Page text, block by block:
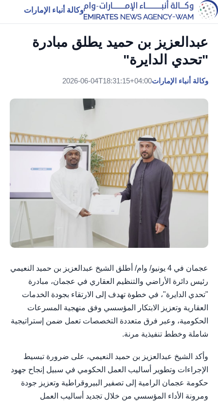
وكالة أنباء الإمارات
عبدالعزيز بن حميد يطلق مبادرة
"تحدي الدايرة"
وكالة أنباء الإمارات2026-06-04T18:31:15+04:00
عجمان في 4 يونيو/ وام/ أطلق الشيخ عبدالعزيز بن حميد النعيمي
رئيس دائرة الأراضي والتنظيم العقاري في عجمان، مبادرة
"تحدي الدايرة"، في خطوة تهدف إلى الارتقاء بجودة الخدمات
العقارية وتعزيز الابتكار المؤسسي وفق منهجية المسرعات
الحكومية، وعبر فرق متعددة التخصصات تعمل ضمن إستراتيجية
شاملة وخطط تنفيذية مرنة.
وأكد الشيخ عبدالعزيز بن حميد النعيمي، على ضرورة تبسيط
الإجراءات وتطوير أساليب العمل الحكومي في سبيل إنجاح جهود
حكومة عجمان الرامية إلى تصفير البيروقراطية وتعزيز جودة
ومرونة الأداء المؤسسي من خلال تجديد أساليب العمل